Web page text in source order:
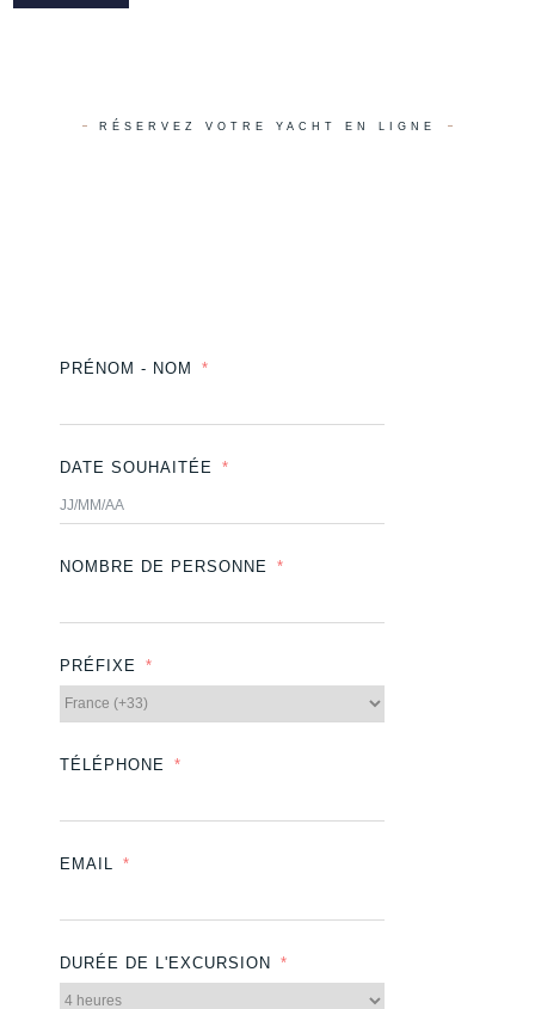
RÉSERVEZ VOTRE YACHT EN LIGNE
PRÉNOM - NOM
DATE SOUHAITÉE
NOMBRE DE PERSONNE
PRÉFIXE
TÉLÉPHONE
EMAIL
DURÉE DE L'EXCURSION